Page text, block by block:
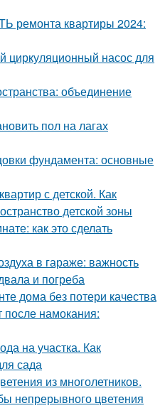
квартиры 2024:
циркуляционный насос для
объединение
пол на лагах
фундамента: основные
с детской. Как
детской зоны
как это сделать
в гараже: важность
и погреба
дома без потери качества
после намокания:
на участка. Как
сада
из многолетников.
непрерывного цветения